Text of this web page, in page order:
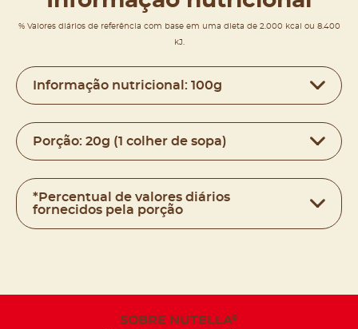
% Valores diários de referência com base em uma dieta de 2.000 kcal ou 8.400
kJ.
Informação nutricional: 100g
Porção: 20g (1 colher de sopa)
*Percentual de valores diários
fornecidos pela porção
SOBRE NUTELLA®